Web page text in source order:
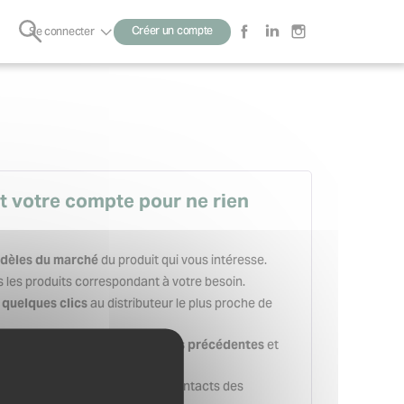
Rechercher
Se connecter
Sous-
menu
Créer un compte
votre compte pour ne rien
du marchédu produit qui vous intéresse.
les produits correspondant à votre besoin.
quelques clicsau distributeur le plus proche de
vos recherches et demandes précédenteset
en sauvegardant les contacts des